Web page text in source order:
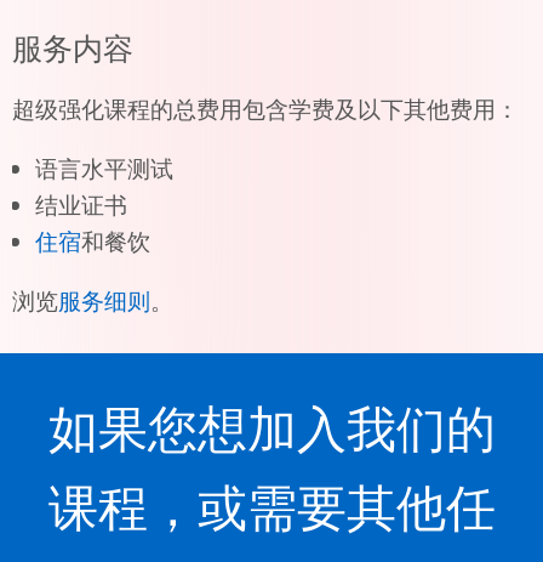
服务内容
超级强化课程的总费用包含学费及以下其他费用：
语言水平测试
结业证书
住宿和餐饮
浏览服务细则。
如果您想加入我们的
课程，或需要其他任